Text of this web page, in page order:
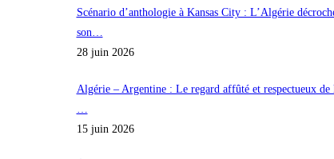
Scénario d’anthologie à Kansas City : L’Algérie
son…
28 juin 2026
Algérie – Argentine : Le regard affûté et respectueux de
…
15 juin 2026